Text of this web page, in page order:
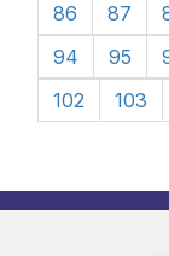
86
87
94
95
102
103